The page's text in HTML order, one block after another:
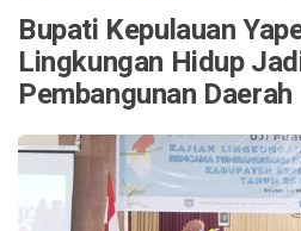
Bupati Kepulauan
Lingkungan Hidup
Pembangunan Daerah